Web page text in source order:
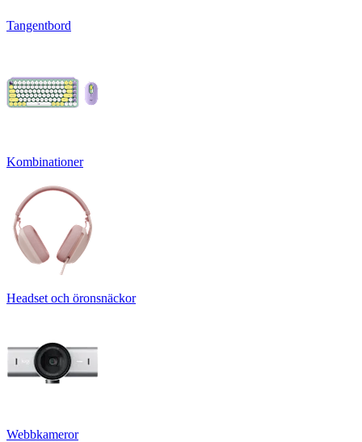
Tangentbord
Kombinationer
Headset och öronsnäckor
Webbkameror